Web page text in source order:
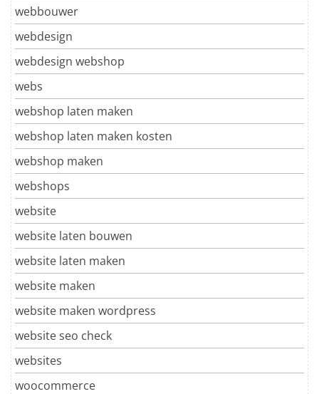
webbouwer
webdesign
webdesign webshop
webs
webshop laten maken
webshop laten maken kosten
webshop maken
webshops
website
website laten bouwen
website laten maken
website maken
website maken wordpress
website seo check
websites
woocommerce